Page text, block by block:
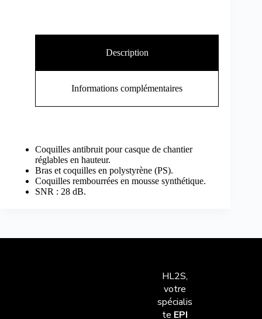
Description
Informations complémentaires
Coquilles antibruit pour casque de chantier
réglables en hauteur.
Bras et coquilles en polystyrène (PS).
Coquilles rembourrées en mousse synthétique.
SNR : 28 dB.
HL2S,
votre
spécialis
te EPI